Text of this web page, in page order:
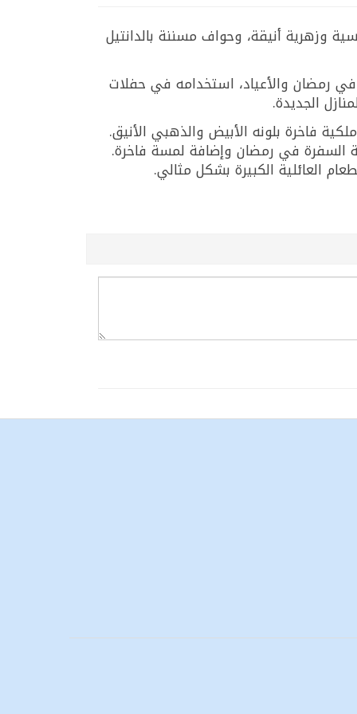
وزهرية أنيقة، وحواف مسننة بالدانتيل
في رمضان والأعياد، استخدامه في حفلات
الجديدة.
يمنح طاولة الزفاف إطلالة ملكية فاخرة بلونه الأبيض والذهبي الأنيق.
الكبير 150×210سم مثالي لتغطية طاولة السفرة في رمضان وإضافة لمسة فاخرة.